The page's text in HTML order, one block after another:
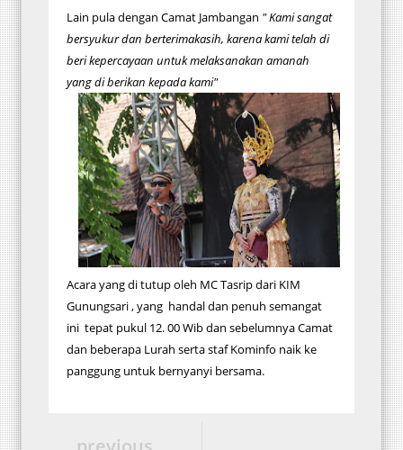
Lain pula dengan Camat Jambangan " Kami sangat
bersyukur dan berterimakasih, karena kami telah di
beri kepercayaan untuk melaksanakan amanah
yang di berikan kepada kami"
Acara yang di tutup oleh MC Tasrip dari KIM
Gunungsari , yang handal dan penuh semangat
ini tepat pukul 12. 00 Wib dan sebelumnya Camat
dan beberapa Lurah serta staf Kominfo naik ke
panggung untuk bernyanyi bersama.